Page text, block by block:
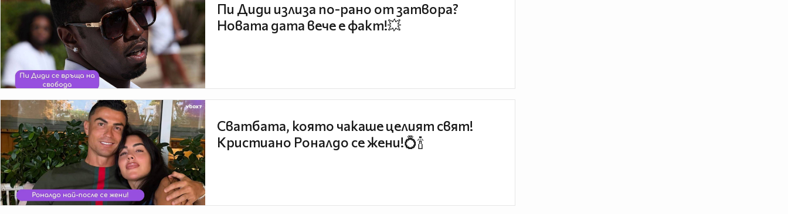
Пи Диди излиза по-рано от затвора?
Новата дата вече е факт!💥
Сватбата, която чакаше целият свят!
Кристиано Роналдо се жени!💍🍾